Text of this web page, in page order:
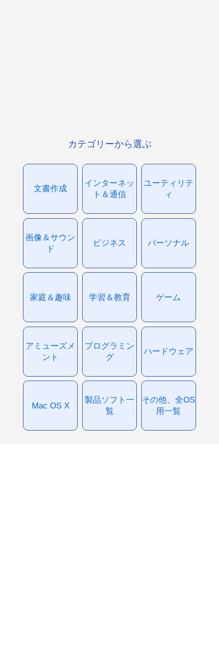
カテゴリーから選ぶ
文書作成
インターネッ
ト＆通信
ユーティリテ
ィ
画像＆サウン
ド
ビジネス パーソナル
家庭＆趣味 学習＆教育 ゲーム
アミューズメ
ント
プログラミン
グ
ハードウェア
Mac OS X
製品ソフト一
覧
その他、全OS
用一覧